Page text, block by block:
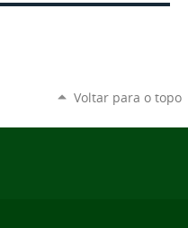
Voltar para o topo